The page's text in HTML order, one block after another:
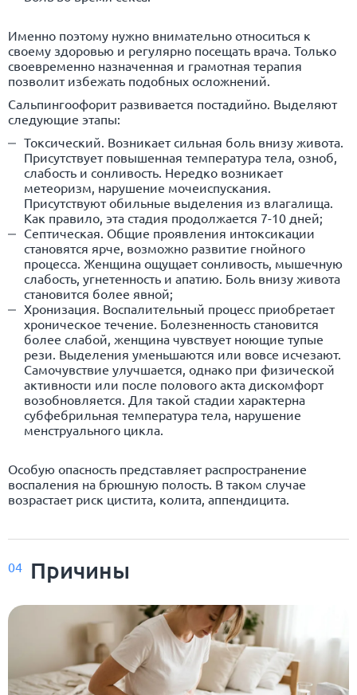
Именно поэтому нужно внимательно относиться к
своему здоровью и регулярно посещать врача. Только
своевременно назначенная и грамотная терапия
позволит избежать подобных осложнений.
Сальпингоофорит развивается постадийно. Выделяют
следующие этапы:
Токсический. Возникает сильная боль внизу живота.
Присутствует повышенная температура тела, озноб,
слабость и сонливость. Нередко возникает
метеоризм, нарушение мочеиспускания.
Присутствуют обильные выделения из влагалища.
Как правило, эта стадия продолжается 7-10 дней;
Септическая. Общие проявления интоксикации
становятся ярче, возможно развитие гнойного
процесса. Женщина ощущает сонливость, мышечную
слабость, угнетенность и апатию. Боль внизу живота
становится более явной;
Хронизация. Воспалительный процесс приобретает
хроническое течение. Болезненность становится
более слабой, женщина чувствует ноющие тупые
рези. Выделения уменьшаются или вовсе исчезают.
Самочувствие улучшается, однако при физической
активности или после полового акта дискомфорт
возобновляется. Для такой стадии характерна
субфебрильная температура тела, нарушение
менструального цикла.
Особую опасность представляет распространение
воспаления на брюшную полость. В таком случае
возрастает риск цистита, колита, аппендицита.
04 Причины